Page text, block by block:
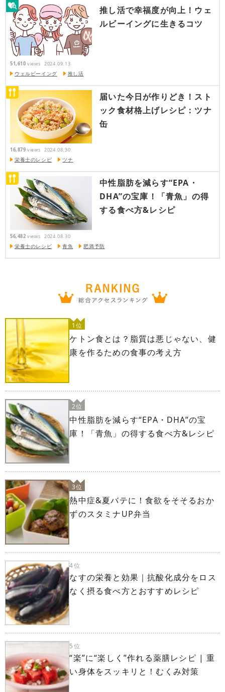
推し活で幸福度が向上！ウェ
ルビーイングに生きるコツ
51,610 views 2024.09.13
ウェルビーイング 推し活
届いた今日が作りどき！スト
ック食材格上げレシピ：ツナ
缶
16,879 views 2024.08.30
栄養士のレシピ ツナ
中性脂肪を減らす“EPA・
DHA”の宝庫！「青魚」の得
する食べ方&レシピ
56,482 views 2024.08.30
栄養士のレシピ 青魚 肥満予防
1位
ケトン食とは？脂質は悪じゃない、健
康を作るための食事の考え方
2位
中性脂肪を減らす“EPA・DHA”の宝
庫！「青魚」の得する食べ方&レシピ
3位
熱中症&夏バテに！食欲をそそるおか
ずのスタミナUP弁当
4位
なすの栄養と効果｜抗酸化成分をロス
なく摂る食べ方とおすすめレシピ
5位
“楽”に“楽しく”作れる薬膳レシピ | 重
い身体をスッキリと！むくみ対策